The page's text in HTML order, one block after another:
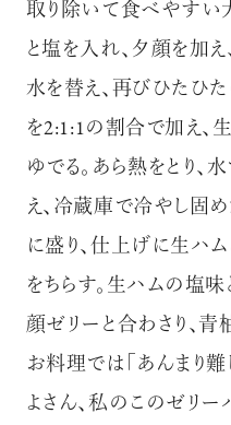
取り除いて食べやすい
と塩を入れ、夕顔を加え
水を替え、再びひたひた
を2:1:1の割合で加え、
ゆでる。あら熱をとり、
え、冷蔵庫で冷やし固
に盛り、仕上げに生ハ
をちらす。生ハムの塩味
顔ゼリーと合わさり、
お料理では「あんまり難
よさん、私のこのゼリ